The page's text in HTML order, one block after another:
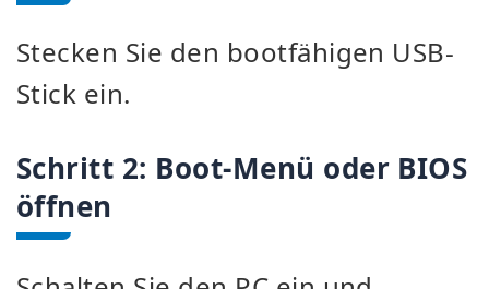
Stecken Sie den bootfähigen USB-
Stick ein.
Schritt 2: Boot-Menü oder BIOS
öffnen